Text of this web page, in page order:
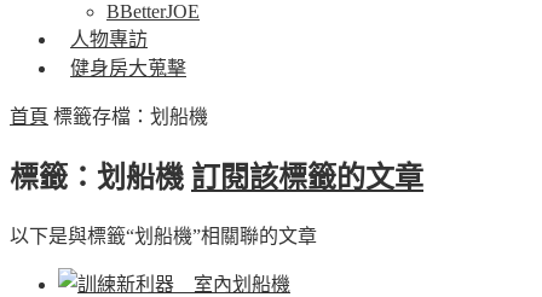
BBetterJOE
人物專訪
健身房大蒐擊
首頁 標籤存檔：划船機
標籤：划船機 訂閱該標籤的文章
以下是與標籤“划船機”相關聯的文章